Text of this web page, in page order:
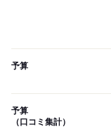
予算
予算
（口コミ集計）